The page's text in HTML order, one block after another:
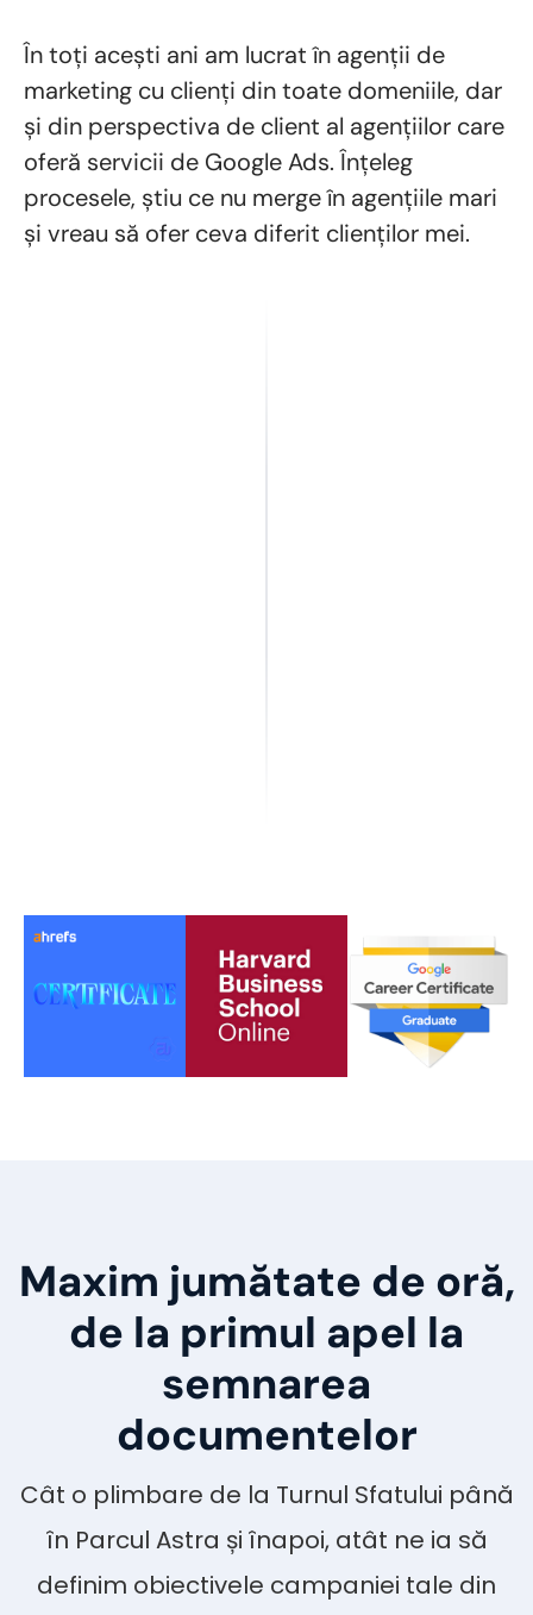
În toți acești ani am lucrat în agenții de
marketing cu clienți din toate domeniile, dar
și din perspectiva de client al agențiilor care
oferă servicii de Google Ads. Înțeleg
procesele, știu ce nu merge în agențiile mari
și vreau să ofer ceva diferit clienților mei.
Maxim jumătate de oră,
de la primul apel la
semnarea
documentelor
Cât o plimbare de la Turnul Sfatului până
în Parcul Astra și înapoi, atât ne ia să
definim obiectivele campaniei tale din